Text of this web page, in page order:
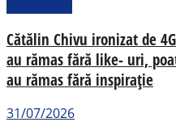
Cătălin Chivu ironizat de
au rămas fără like- uri,
au rămas fără inspirație
31/07/2026